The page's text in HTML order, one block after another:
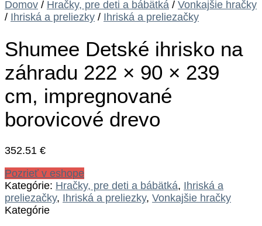
Domov / Hračky, pre deti a bábätká / Vonkajšie hračky
/ Ihriská a preliezky / Ihriská a preliezačky
Shumee Detské ihrisko na
záhradu 222 × 90 × 239
cm, impregnované
borovicové drevo
352.51 €
Pozrieť v eshope
Kategórie: Hračky, pre deti a bábätká, Ihriská a
preliezačky, Ihriská a preliezky, Vonkajšie hračky
Kategórie